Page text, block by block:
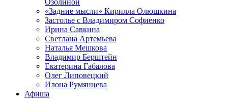
Озолиной
«Задние мысли» Кирилла Олюшкина
Застолье с Владимиром Софиенко
Ирина Савкина
Светлана Артемьева
Наталья Мешкова
Владимир Берштейн
Екатерина Габалова
Олег Липовецкий
Илона Румянцева
Афиша